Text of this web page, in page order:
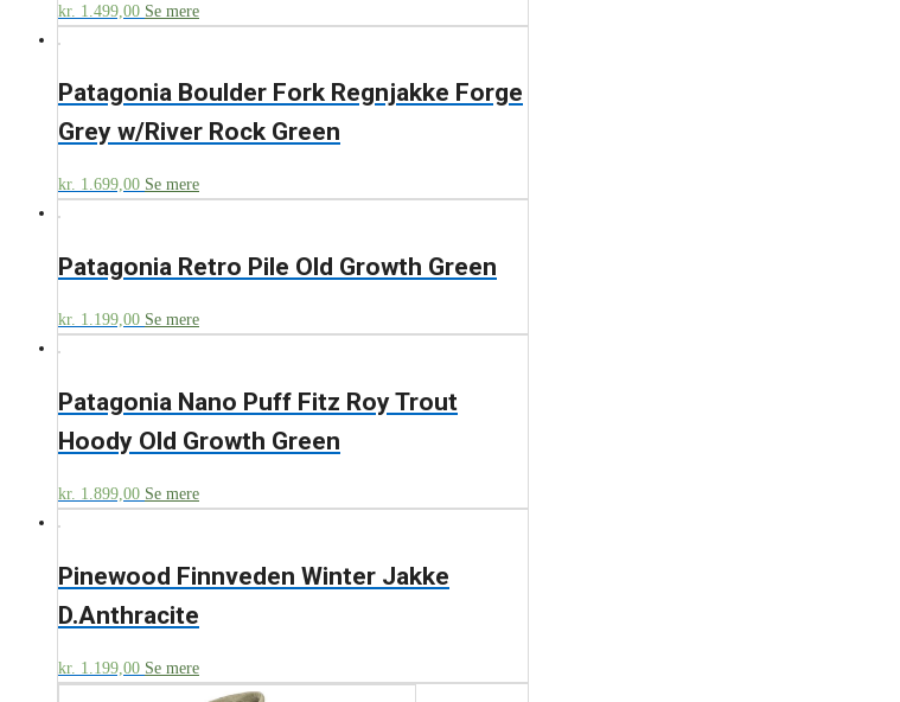
kr. 1.499,00 Se mere
Patagonia Boulder Fork Regnjakke Forge
Grey w/River Rock Green
kr. 1.699,00 Se mere
Patagonia Retro Pile Old Growth Green
kr. 1.199,00 Se mere
Patagonia Nano Puff Fitz Roy Trout
Hoody Old Growth Green
kr. 1.899,00 Se mere
Pinewood Finnveden Winter Jakke
D.Anthracite
kr. 1.199,00 Se mere